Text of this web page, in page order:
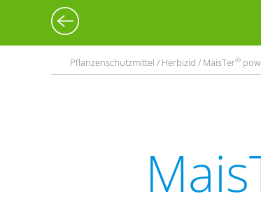
Pflanzenschutzmittel / Herbizid / MaisTer®